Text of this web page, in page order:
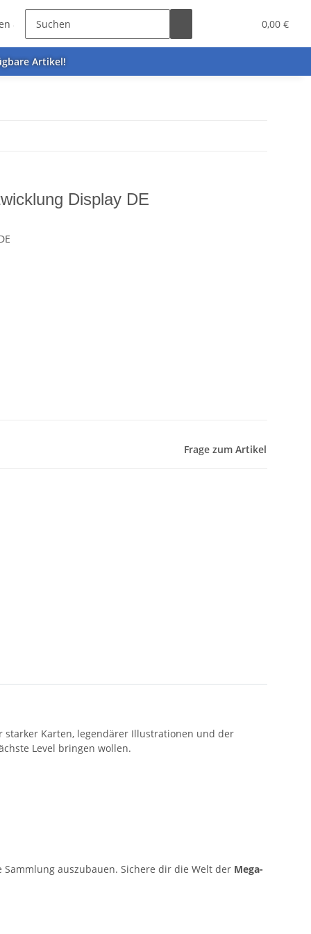
0,00 €
& Tins
Artikel!
Display DE
Frage zum Artikel
starker Karten, legendärer Illustrationen und der
Level bringen wollen.
auszubauen. Sichere dir die Welt der Mega-